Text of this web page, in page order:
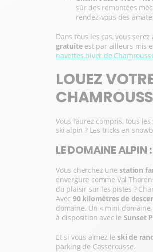
sûr des remontées
rendez-vous des
Dans tous les cas, vous
gratuiteest par ailleurs mis
navettes hiver de
LOUEZ
Vous l’aurez compris, tous
ski alpin ? Les tricks en
LE DOMAINE ALPIN
Vous cherchez unestation
envergure comme Val
du plaisir sur les pistes ?
Avec 90 kilomètres de
domaine. Un « mini-
à disposition avec le Sunset
Et si vous aimez le ski de
parking de Casserousse.